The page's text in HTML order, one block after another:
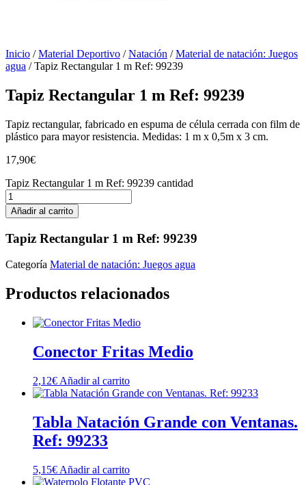
Inicio /Material Deportivo /Natación /Material de natación: Juegos
agua / Tapiz Rectangular 1 m Ref: 99239
Tapiz Rectangular 1 m Ref: 99239
Tapiz rectangular, fabricado en espuma de célula cerrada con film de
plástico para mayor resistencia. Medidas: 1 m x 0,5m x 3 cm.
17,90€
Tapiz Rectangular 1 m Ref: 99239 cantidad
Añadir al carrito
Tapiz Rectangular 1 m Ref: 99239
Categoría Material de natación: Juegos agua
Productos relacionados
Conector Fritas Medio
2,12€ Añadir al carrito
Tabla Natación Grande con Ventanas.
Ref: 99233
5,15€ Añadir al carrito